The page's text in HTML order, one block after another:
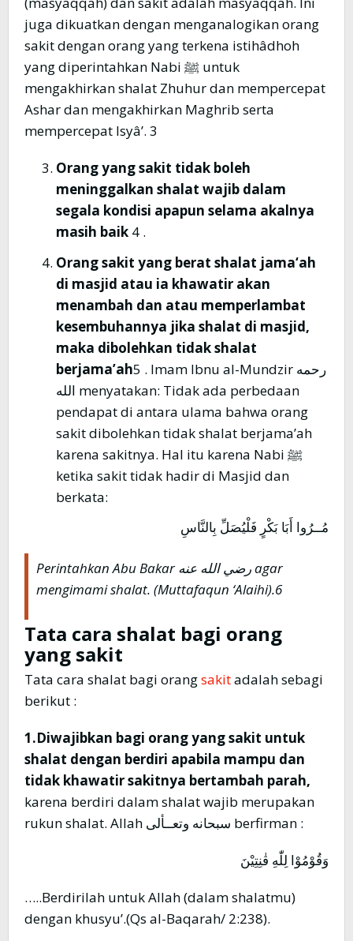
juga dikuatkan dengan menganalogikan orang
sakit dengan orang yang terkena istihâdhoh
yang diperintahkan Nabi ﷺ untuk
mengakhirkan shalat Zhuhur dan mempercepat
Ashar dan mengakhirkan Maghrib serta
mempercepat Isyâ’. 3
Orang yang sakit tidak boleh
meninggalkan shalat wajib dalam
segala kondisi apapun selama akalnya
masih baik 4 .
Orang sakit yang berat shalat jama‘ah
di masjid atau ia khawatir akan
menambah dan atau memperlambat
kesembuhannya jika shalat di masjid,
maka dibolehkan tidak shalat
berjama’ah5 . Imam Ibnu al-Mundzir رحمه
الله menyatakan: Tidak ada perbedaan
pendapat di antara ulama bahwa orang
sakit dibolehkan tidak shalat berjama’ah
karena sakitnya. Hal itu karena Nabi ﷺ
ketika sakit tidak hadir di Masjid dan
berkata:
مُــرُوا أَبَا بَكْرٍ فَلْيُصَلِّ بِالنَّاسِ
Perintahkan Abu Bakar رضي الله عنه agar
mengimami shalat. (Muttafaqun ‘Alaihi).6
Tata cara shalat bagi orang
yang sakit
Tata cara shalat bagi orangsakitadalah sebagi
berikut :
1.Diwajibkan bagi orang yang sakit untuk
shalat dengan berdiri apabila mampu dan
tidak khawatir sakitnya bertambah parah,
karena berdiri dalam shalat wajib merupakan
rukun shalat. Allah سبحانه وتعــألى berfirman :
وَقُوْمُوْا لِلّٰهِ قٰنِتِيْنَ
…..Berdirilah untuk Allah (dalam shalatmu)
dengan khusyu’.(Qs al-Baqarah/ 2:238).